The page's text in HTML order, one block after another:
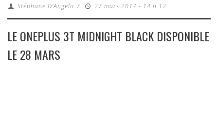
Stéphane D'Angelo / 27 mars 2017 - 14 h 12
LE ONEPLUS 3T MIDNIGHT BLACK DISPONIBLE
LE 28 MARS